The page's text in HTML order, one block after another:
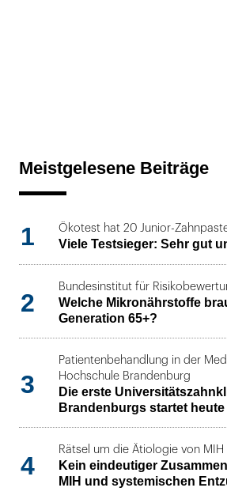
Meistgelesene Beiträge
1 Ökotest hat 20 Junior-
Viele Testsieger: Sehr gut
2
Bundesinstitut für
Welche Mikronährstoffe
Generation 65+?
3
Patientenbehandlung in der
Hochschule Brandenburg
Die erste
Brandenburgs startet
4
Rätsel um die Ätiologie von MIH
Kein eindeutiger
MIH und systemischen